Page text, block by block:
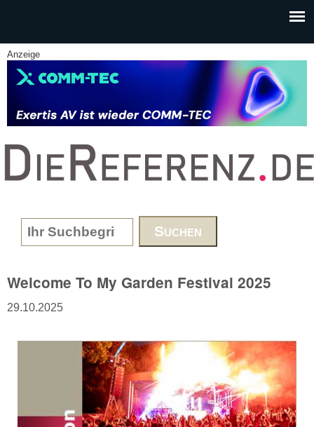
Anzeige
www.DieReferenz.de
Search form
Welcome To My Garden Festival 2025
29.10.2025